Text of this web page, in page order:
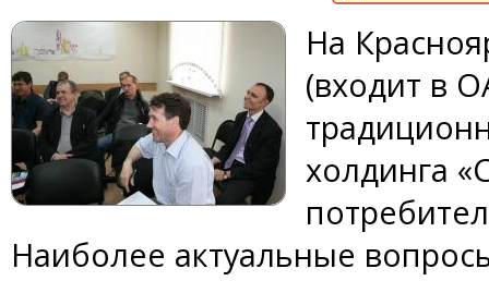
На
(входит в
холдинга
Наиболее актуальные